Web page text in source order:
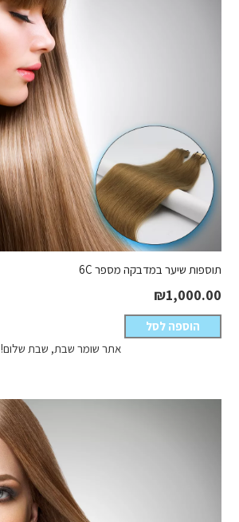
תוספות שיער במדבקה מספר 6C
₪1,000.00
הוספה לסל
אתר שומר שבת, שבת שלום!